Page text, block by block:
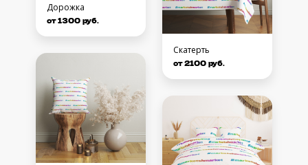
Дорожка
от 1300 руб.
Скатерть
от 2100 руб.